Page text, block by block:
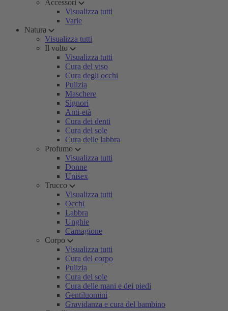
Accessori
Visualizza tutti
Varie
Natura
Visualizza tutti
Il volto
Visualizza tutti
Cura del viso
Cura degli occhi
Pulizia
Maschere
Signori
Anti-età
Cura dei denti
Cura del sole
Cura delle labbra
Profumo
Visualizza tutti
Donne
Unisex
Trucco
Visualizza tutti
Occhi
Labbra
Unghie
Carnagione
Corpo
Visualizza tutti
Cura del corpo
Pulizia
Cura del sole
Cura delle mani e dei piedi
Gentiluomini
Gravidanza e cura del bambino